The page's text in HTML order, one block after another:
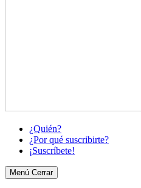
¿Quién?
¿Por qué suscribirte?
¡Suscríbete!
Menú Cerrar